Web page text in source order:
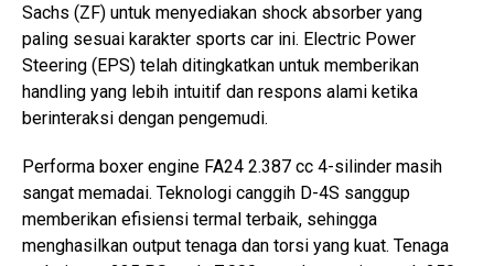
Sachs (ZF) untuk menyediakan shock absorber yang
paling sesuai karakter sports car ini. Electric Power
Steering (EPS) telah ditingkatkan untuk memberikan
handling yang lebih intuitif dan respons alami ketika
berinteraksi dengan pengemudi.
Performa boxer engine FA24 2.387 cc 4-silinder masih
sangat memadai. Teknologi canggih D-4S sanggup
memberikan efisiensi termal terbaik, sehingga
menghasilkan output tenaga dan torsi yang kuat. Tenaga